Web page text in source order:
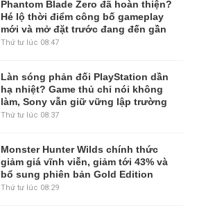
Phantom Blade Zero đã hoàn thiện?
Hé lộ thời điểm công bố gameplay
mới và mở đặt trước đang đến gần
Thứ tư lúc 08:47
Làn sóng phản đối PlayStation dần
hạ nhiệt? Game thủ chỉ nói không
làm, Sony vẫn giữ vững lập trường
Thứ tư lúc 08:37
Monster Hunter Wilds chính thức
giảm giá vĩnh viễn, giảm tới 43% và
bổ sung phiên bản Gold Edition
Thứ tư lúc 08:29